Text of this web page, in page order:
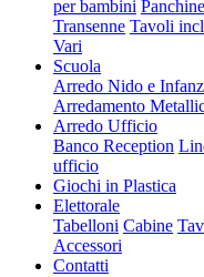
per bambini Panchine
Transenne Tavoli
Vari
Scuola
Arredo Nido e
Arredamento
Arredo Ufficio
Banco Reception
ufficio
Giochi in Plastica
Elettorale
Tabelloni Cabine
Accessori
Contatti